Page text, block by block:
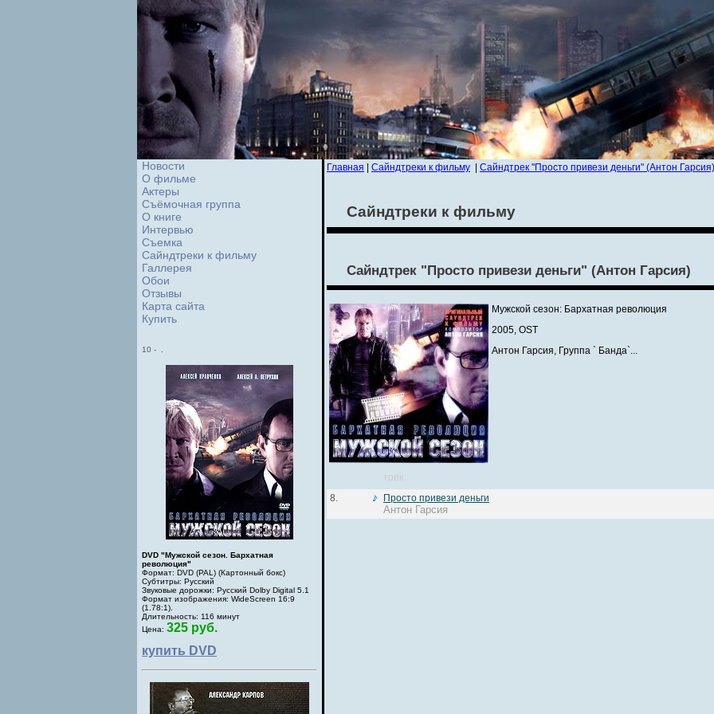
Новости
О фильме
Актеры
Съёмочная группа
О книге
Интервью
Cъемка
Сайндтреки к фильму
Галлерея
Обои
Отзывы
Карта сайта
Купить
10 -
DVD "Мужской сезон. Бархатная
революция"
Формат: DVD (PAL) (Картонный бокс)
Субтитры: Русский
Звуковые дорожки: Русский Dolby Digital 5.1
Формат изображения: WideScreen 16:9
(1.78:1).
Длительность: 116 минут
Цена: 325 руб.
купить DVD
Главная Сайндтреки к фильму Сайндтрек "Просто привези деньги" (Антон Гарсия)
Сайндтреки к фильму
Сайндтрек "Просто привези деньги" (Антон Гарсия)
Мужской сезон: Бархатная революция
2005, OST
Антон Гарсия, Группа ` Банда`...
трек
8.
Просто привези деньги
Антон Гарсия